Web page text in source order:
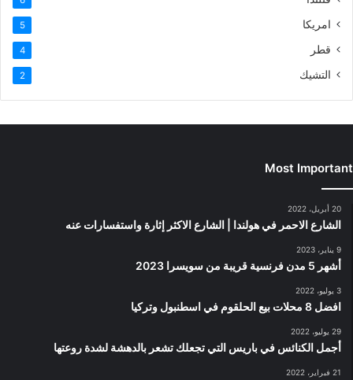
امريكا 5
قطر 4
التشيك 2
Most Important
20 أبريل، 2022
الشارع الاحمر في هولندا | الشارع الاكثر إثارة واستفسارات عنه
9 يناير، 2023
أشهر 5 مدن فرنسية قريبة من سويسرا 2023
3 يوليو، 2022
افضل 8 محلات بيع الحلقوم في اسطنبول وتركيا
29 يوليو، 2022
أجمل الكنائس في باريس التي تجعلك تشعر بالدهشة لشدة روعتها
21 فبراير، 2022